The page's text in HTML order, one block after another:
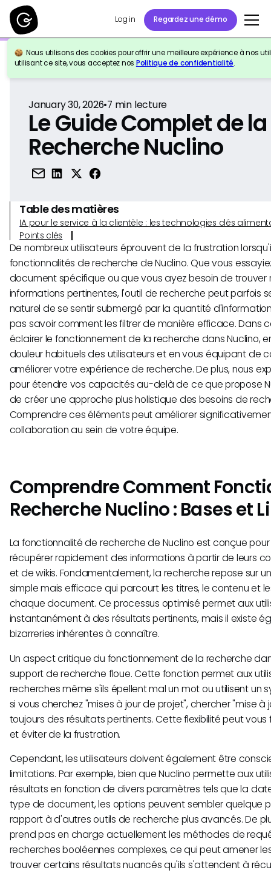
Log in Regardez une démo
Nous utilisons des cookies pour offrir une meilleure expérience à nos
utilisant ce site, vous acceptez nos Politique de confidentialité.
Retour à la référence
January 30, 2026•7 min lecture
Le Guide Complet de la
Recherche Nuclino
Table des matières
IA pour le service à la clientèle : les technologies clés
Points clés
De nombreux utilisateurs éprouvent de la frustration
fonctionnalités de recherche de Nuclino. Que vous
document spécifique ou que vous ayez besoin de
informations pertinentes, l'outil de recherche peut parfois
naturel de se sentir submergé par la quantité
pas savoir comment les filtrer de manière efficace. Dans
éclairer le fonctionnement de la recherche dans Nuclino,
douleur habituels des utilisateurs et en vous équipant de
améliorer votre expérience de recherche. De plus, nous
pour étendre vos capacités au-delà de ce que propose
de créer une approche plus holistique des besoins de
Comprendre ces éléments peut améliorer
collaboration au sein de votre équipe.
Comprendre Comment
Recherche Nuclino : Bases et
La fonctionnalité de recherche de Nuclino est conçue
récupérer rapidement des informations à partir de leurs
et de wikis. Fondamentalement, la recherche repose sur
simple mais efficace qui parcourt les titres, le contenu et
chaque document. Ce processus optimisé permet aux
instantanément à des résultats pertinents, mais il existe
bizarreries inhérentes à connaître.
Un aspect critique du fonctionnement de la recherche
support de recherche floue. Cette fonction permet aux
recherches même s'ils épellent mal un mot ou utilisent un
si vous cherchez "mises à jour de projet", chercher "mise
toujours des résultats pertinents. Cette flexibilité peut
et éviter de la frustration.
Cependant, les utilisateurs doivent également être
limitations. Par exemple, bien que Nuclino permette aux
résultats en fonction de divers paramètres tels que la
type de document, les options peuvent sembler quelque
rapport à d'autres outils de recherche plus avancés. De
prend pas en charge actuellement les méthodes de
recherches booléennes complexes, ce qui peut amener
trouver certains résultats nuancés qu'ils s'attendent à